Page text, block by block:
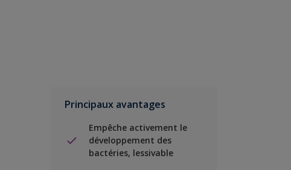
Principaux avantages
Empêche activement le
développement des
bactéries, lessivable